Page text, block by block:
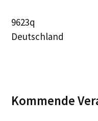
9623q
Deutschland
Kommende